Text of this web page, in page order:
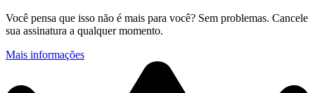
Você pensa que isso não é mais para você? Sem problemas. Cancele
sua assinatura a qualquer momento.
Mais informações